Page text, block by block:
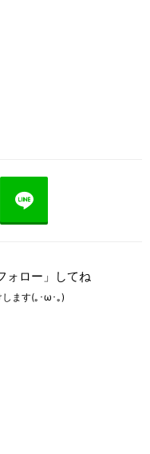
ォロー」してね
ます(｡･ω･｡)